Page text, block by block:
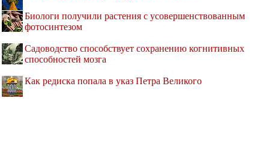
Биологи получили растения с усовершенствованным
фотосинтезом
Садоводство способствует сохранению когнитивных
способностей мозга
Как редиска попала в указ Петра Великого